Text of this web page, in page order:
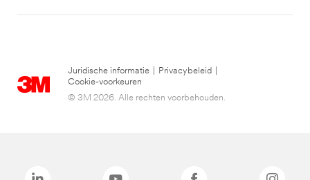
Juridische informatie Privacybeleid
Cookie-voorkeuren
© 3M 2026. Alle rechten voorbehouden.